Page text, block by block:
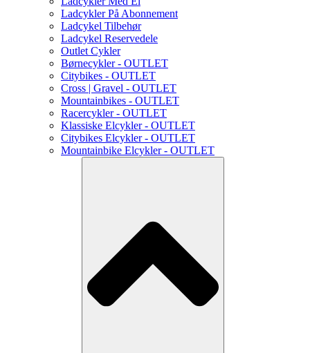
Ladcykler På Abonnement
Ladcykel Tilbehør
Ladcykel Reservedele
Outlet Cykler
Børnecykler - OUTLET
Citybikes - OUTLET
Cross | Gravel - OUTLET
Mountainbikes - OUTLET
Racercykler - OUTLET
Klassiske Elcykler - OUTLET
Citybikes Elcykler - OUTLET
Mountainbike Elcykler - OUTLET